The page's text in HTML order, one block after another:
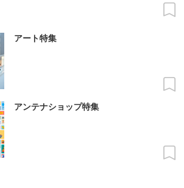
アート特集
アンテナショップ特集